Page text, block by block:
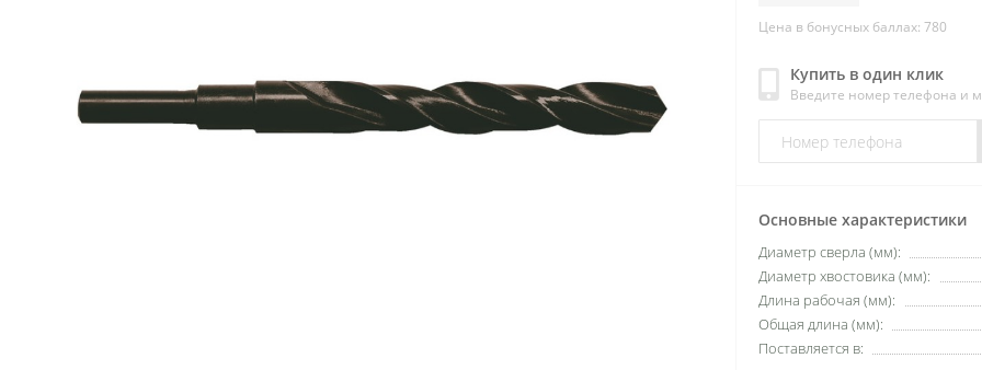
Цена в бонусных баллах: 780
Купить в один клик
Введите номер телефона и
Основные характеристики
Диаметр сверла (мм):
Диаметр хвостовика (мм):
Длина рабочая (мм):
Общая длина (мм):
Поставляется в: